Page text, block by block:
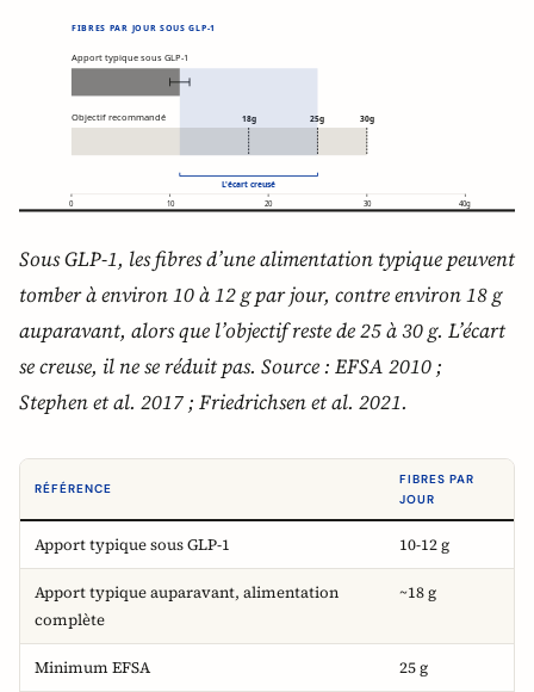
Sous GLP-1, les fibres d’une alimentation typique peuvent
tomber à environ 10 à 12 g par jour, contre environ 18 g
auparavant, alors que l’objectif reste de 25 à 30 g. L’écart
se creuse, il ne se réduit pas. Source : EFSA 2010 ;
Stephen et al. 2017 ; Friedrichsen et al. 2021.
RÉFÉRENCE
FIBRES PAR
JOUR
Apport typique sous GLP-1 10-12 g
Apport typique auparavant, alimentation
complète
~18 g
Minimum EFSA 25 g